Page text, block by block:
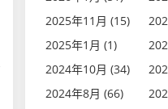
2025年11月 (15)
2025年1月 (1)
2024年10月 (34)
2024年8月 (66)